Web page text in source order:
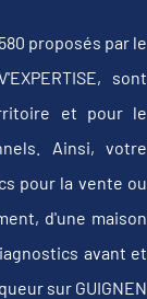
proposés par le
sont
et pour le
Ainsi, votre
pour la vente ou
d'une maison
avant et
sur GUIGNEN